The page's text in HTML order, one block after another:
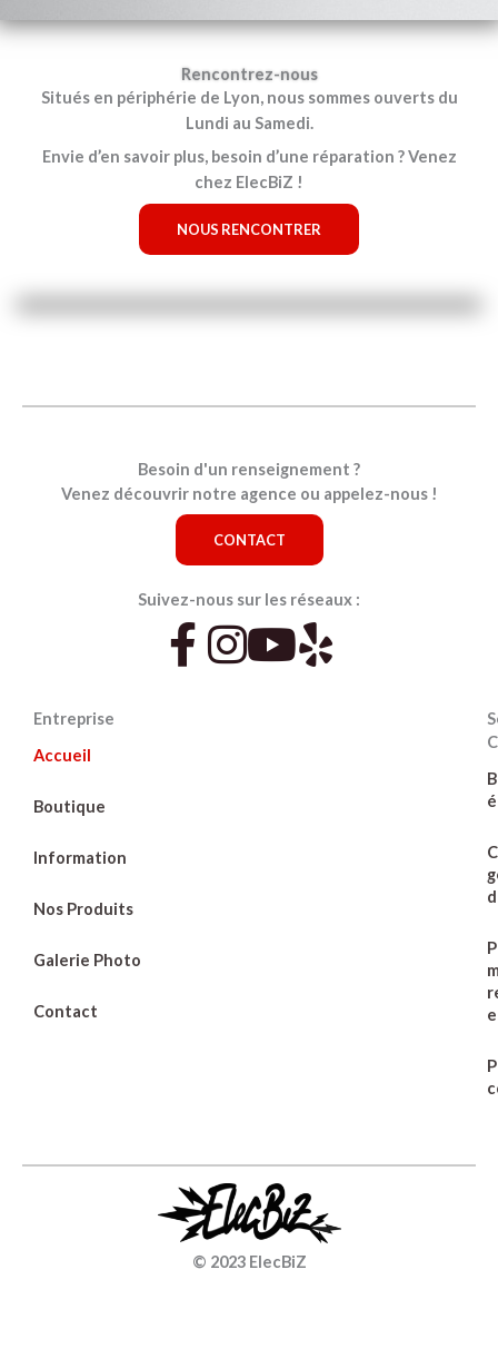
Rencontrez-nous
Situés en périphérie de Lyon, nous sommes ouverts du
Lundi au Samedi.
Envie d’en savoir plus, besoin d’une réparation ? Venez
chez ElecBiZ !
NOUS RENCONTRER
Entreprise
Accueil
Boutique
Information
Nos Produits
Galerie Photo
Contact
Besoin d'un renseignement ?
Venez découvrir notre agence ou appelez-nous !
CONTACT
Suivez-nous sur les réseaux :
© 2023 ElecBiZ